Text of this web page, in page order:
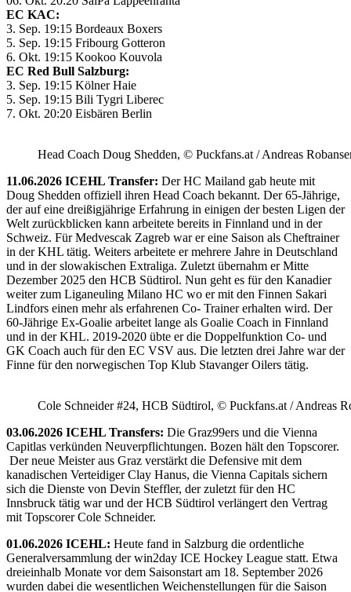
EC KAC:
3. Sep. 19:15 Bordeaux Boxers
5. Sep. 19:15 Fribourg Gotteron
6. Okt. 19:15 Kookoo Kouvola
EC Red Bull Salzburg:
3. Sep. 19:15 Kölner Haie
5. Sep. 19:15 Bili Tygri Liberec
7. Okt. 20:20 Eisbären Berlin
Head Coach Doug Shedden, © Puckfans.at / Andreas
11.06.2026 ICEHL Transfer: Der HC Mailand gab heute mit
Doug Shedden offiziell ihren Head Coach bekannt. Der 65-Jährige,
der auf eine dreißigjährige Erfahrung in einigen der besten Ligen der
Welt zurückblicken kann arbeitete bereits in Finnland und in der
Schweiz. Für Medvescak Zagreb war er eine Saison als Cheftrainer
in der KHL tätig. Weiters arbeitete er mehrere Jahre in Deutschland
und in der slowakischen Extraliga. Zuletzt übernahm er Mitte
Dezember 2025 den HCB Südtirol. Nun geht es für den Kanadier
weiter zum Liganeuling Milano HC wo er mit den Finnen Sakari
Lindfors einen mehr als erfahrenen Co- Trainer erhalten wird. Der
60-Jährige Ex-Goalie arbeitet lange als Goalie Coach in Finnland
und in der KHL. 2019-2020 übte er die Doppelfunktion Co- und
GK Coach auch für den EC VSV aus. Die letzten drei Jahre war der
Finne für den norwegischen Top Klub Stavanger Oilers tätig.
Cole Schneider #24, HCB Südtirol, © Puckfans.at / Andreas
03.06.2026 ICEHL Transfers: Die Graz99ers und die Vienna
Capitlas verkünden Neuverpflichtungen. Bozen hält den Topscorer.
Der neue Meister aus Graz verstärkt die Defensive mit dem
kanadischen Verteidiger Clay Hanus, die Vienna Capitals sichern
sich die Dienste von Devin Steffler, der zuletzt für den HC
Innsbruck tätig war und der HCB Südtirol verlängert den Vertrag
mit Topscorer Cole Schneider.
01.06.2026 ICEHL: Heute fand in Salzburg die ordentliche
Generalversammlung der win2day ICE Hockey League statt. Etwa
dreieinhalb Monate vor dem Saisonstart am 18. September 2026
wurden dabei die wesentlichen Weichenstellungen für die Saison